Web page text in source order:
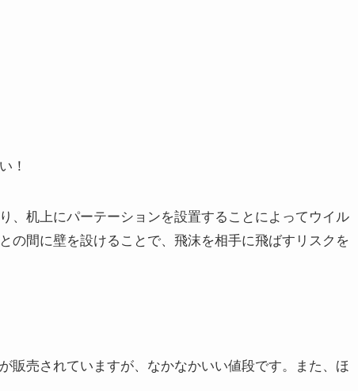
！
、机上にパーテーションを設置することによってウイル
の間に壁を設けることで、飛沫を相手に飛ばすリスクを
販売されていますが、なかなかいい値段です。また、ほ